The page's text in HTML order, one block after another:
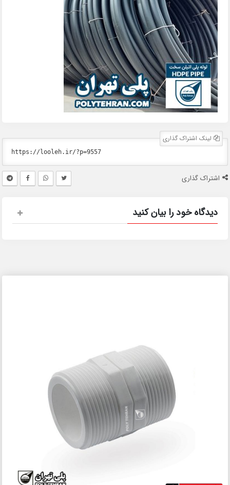
لینک اشتراک گذاری
اشتراک گذاری
دیدگاه خود را بیان کنید